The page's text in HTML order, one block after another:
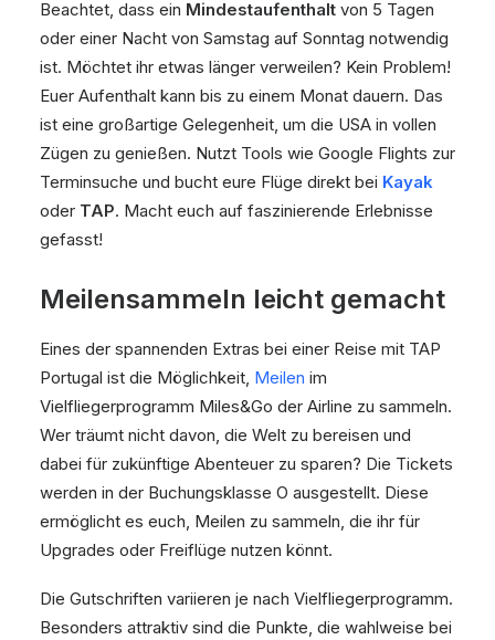
Beachtet, dass ein Mindestaufenthalt von 5 Tagen
oder einer Nacht von Samstag auf Sonntag notwendig
ist. Möchtet ihr etwas länger verweilen? Kein Problem!
Euer Aufenthalt kann bis zu einem Monat dauern. Das
ist eine großartige Gelegenheit, um die USA in vollen
Zügen zu genießen. Nutzt Tools wie Google Flights zur
Terminsuche und bucht eure Flüge direkt bei Kayak
oder TAP. Macht euch auf faszinierende Erlebnisse
gefasst!
Meilensammeln leicht gemacht
Eines der spannenden Extras bei einer Reise mit TAP
Portugal ist die Möglichkeit, Meilen im
Vielfliegerprogramm Miles&Go der Airline zu sammeln.
Wer träumt nicht davon, die Welt zu bereisen und
dabei für zukünftige Abenteuer zu sparen? Die Tickets
werden in der Buchungsklasse O ausgestellt. Diese
ermöglicht es euch, Meilen zu sammeln, die ihr für
Upgrades oder Freiflüge nutzen könnt.
Die Gutschriften variieren je nach Vielfliegerprogramm.
Besonders attraktiv sind die Punkte, die wahlweise bei